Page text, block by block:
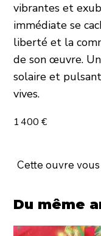
vibrantes et
immédiate se
liberté et la
de son œuvre.
solaire et
vives.
1 400 €
Cette ouvre
Du même